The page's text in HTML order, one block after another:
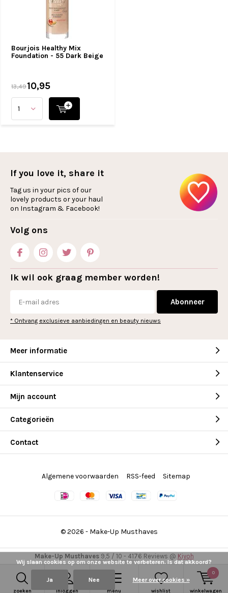
zoeken inloggen menu wishlist winkelwagen
0
Bourjois Healthy Mix
Foundation - 55 Dark Beige
13,4910,95
If you love it, share it
Tag us in your pics of our
lovely products or your haul
on Instagram & Facebook!
Volg ons
Ik wil ook graag member worden!
Abonneer
* Ontvang exclusieve aanbiedingen en beauty nieuws
Meer informatie
Klantenservice
Mijn account
Categorieën
Contact
© 2026 - Make-Up Musthaves
Algemene voorwaarden RSS-feed Sitemap
Make-Up Musthaves9,5 / 10 - 4176 Reviews @ Kiyoh
Wij slaan cookies op om onze website te verbeteren. Is dat akkoord?
Ja Nee Meer over cookies »